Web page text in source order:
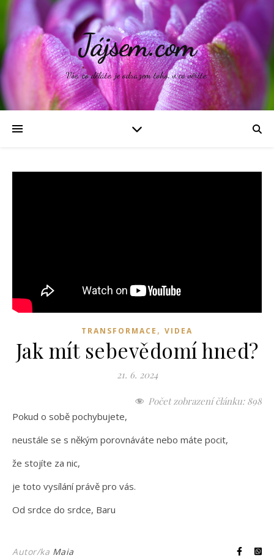
Jájsem.com
Vše, co děláte, je odrazem toho, v co věříte.
TRANSFORMACE , VIDEA
Jak mít sebevědomí hned?
21. 6. 2024
Počet zobrazení článku: 898
Pokud o sobě pochybujete,
neustále se s někým porovnáváte nebo máte pocit,
že stojíte za nic,
je toto vysílání právě pro vás.
Od srdce do srdce, Baru
Autor/ka Maia